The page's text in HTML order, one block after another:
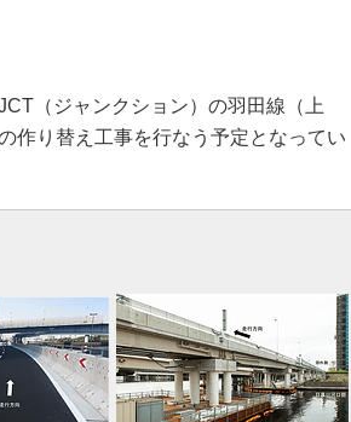
（ジャンクション）の羽田線（上
作り替え工事を行なう予定となってい